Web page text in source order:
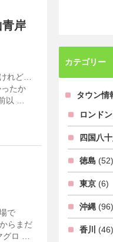
岸
れど…
たか
以 …
で
らまだ
ロ …
カテゴリー
タウン情
ロンドン
四国八
徳島 (52)
東京 (6)
沖縄 (96)
香川 (46)